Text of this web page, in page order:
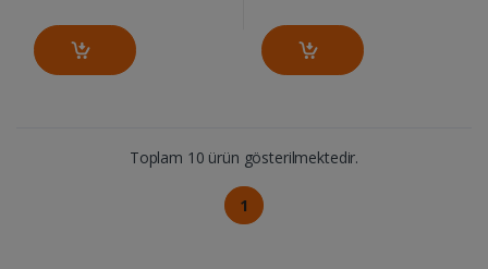
Toplam 10 ürün gösterilmektedir.
1